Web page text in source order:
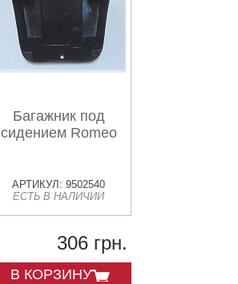
Багажник под
сидением Romeo
АРТИКУЛ: 9502540
ЕСТЬ В НАЛИЧИИ
306 грн.
В КОРЗИНУ